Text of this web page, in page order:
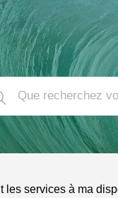
les services à ma